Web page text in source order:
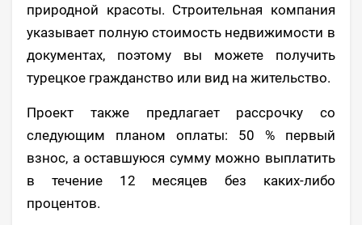
природной красоты. Строительная компания
указывает полную стоимость недвижимости в
документах, поэтому вы можете получить
турецкое гражданство или вид на жительство.
Проект также предлагает рассрочку со
следующим планом оплаты: 50 % первый
взнос, а оставшуюся сумму можно выплатить
в течение 12 месяцев без каких-либо
процентов.